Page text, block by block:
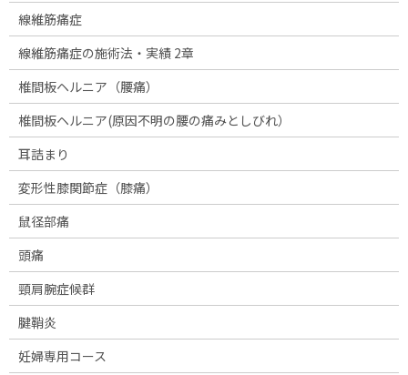
線維筋痛症
線維筋痛症の施術法・実績 2章
椎間板ヘルニア（腰痛）
椎間板ヘルニア(原因不明の腰の痛みとしびれ）
耳詰まり
変形性膝関節症（膝痛）
鼠径部痛
頭痛
頸肩腕症候群
腱鞘炎
妊婦専用コース